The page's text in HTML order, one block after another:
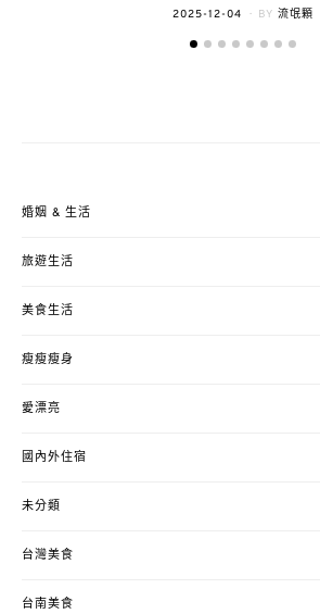
POSTED
2025-12-04 BY 流氓顆
婚姻 & 生活
旅遊生活
美食生活
瘦瘦瘦身
愛漂亮
國內外住宿
未分類
台灣美食
台南美食